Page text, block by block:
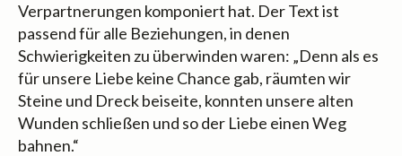
Verpartnerungen komponiert hat. Der Text ist
passend für alle Beziehungen, in denen
Schwierigkeiten zu überwinden waren: „Denn als es
für unsere Liebe keine Chance gab, räumten wir
Steine und Dreck beiseite, konnten unsere alten
Wunden schließen und so der Liebe einen Weg
bahnen.“